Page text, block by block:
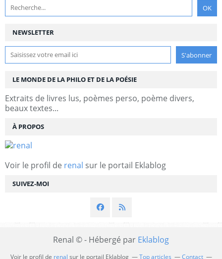
NEWSLETTER
SUIVEZ-MOI
LE MONDE DE LA PHILO ET DE LA POÉSIE
Extraits de livres lus, poèmes perso, poème divers,
beaux textes...
À PROPOS
Voir le profil de renal sur le portail Eklablog
Renal © - Hébergé par Eklablog
Voir le profil de renal sur le portail Eklablog Top articles Contact